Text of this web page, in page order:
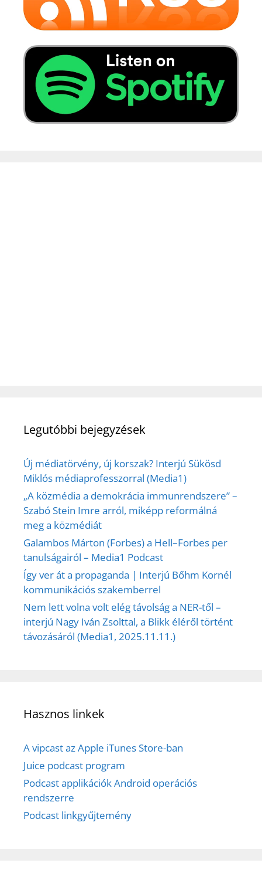
Legutóbbi bejegyzések
Új médiatörvény, új korszak? Interjú Sükösd
Miklós médiaprofesszorral (Media1)
„A közmédia a demokrácia immunrendszere” –
Szabó Stein Imre arról, miképp reformálná
meg a közmédiát
Galambos Márton (Forbes) a Hell–Forbes per
tanulságairól – Media1 Podcast
Így ver át a propaganda | Interjú Bőhm Kornél
kommunikációs szakemberrel
Nem lett volna volt elég távolság a NER-től –
interjú Nagy Iván Zsolttal, a Blikk éléről történt
távozásáról (Media1, 2025.11.11.)
Hasznos linkek
A vipcast az Apple iTunes Store-ban
Juice podcast program
Podcast applikációk Android operációs
rendszerre
Podcast linkgyűjtemény